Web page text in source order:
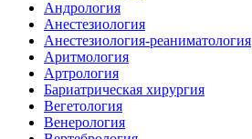
Андрология
Анестезиология
Анестезиология-реаниматология
Аритмология
Артрология
Бариатрическая хирургия
Вегетология
Венерология